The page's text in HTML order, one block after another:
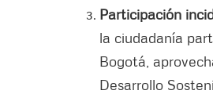
Participación
la ciudadanía
Bogotá,
Desarrollo